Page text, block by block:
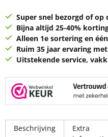
Super snel bezorgd of op
Bijna altijd 25-40%
Alleen 1e sortering en
Ruim 35 jaar ervaring
Uitstekende service,
Beschrijving
Extra